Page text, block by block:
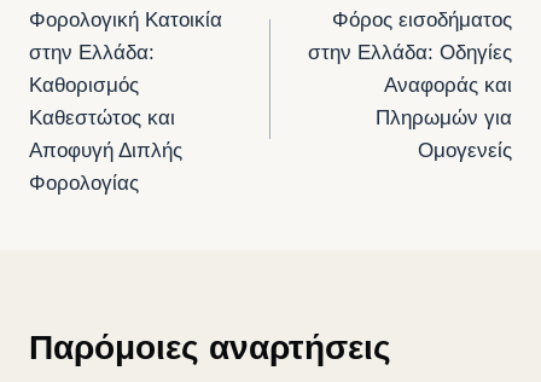
άρθρων
Φορολογική Κατοικία
στην Ελλάδα:
Καθορισμός
Καθεστώτος και
Αποφυγή Διπλής
Φορολογίας
Φόρος εισοδήματος
στην Ελλάδα: Οδηγίες
Αναφοράς και
Πληρωμών για
Ομογενείς
Παρόμοιες αναρτήσεις